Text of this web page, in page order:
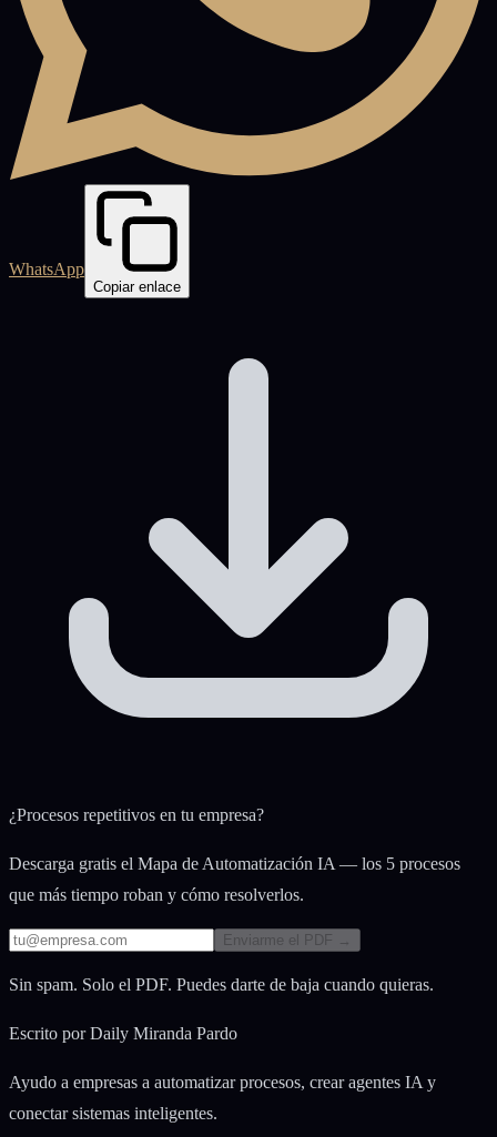
WhatsApp
Copiar enlace
¿Procesos repetitivos en tu empresa?
Descarga gratis el Mapa de Automatización IA — los 5 procesos
que más tiempo roban y cómo resolverlos.
Enviarme el PDF →
Sin spam. Solo el PDF. Puedes darte de baja cuando quieras.
Escrito por Daily Miranda Pardo
Ayudo a empresas a automatizar procesos, crear agentes IA y
conectar sistemas inteligentes.